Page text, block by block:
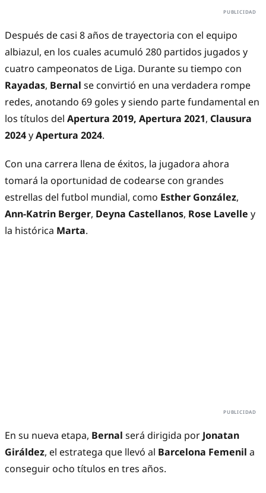
Después de casi 8 años de trayectoria con el equipo
albiazul, en los cuales acumuló 280 partidos jugados y
cuatro campeonatos de Liga. Durante su tiempo con
Rayadas, Bernal se convirtió en una verdadera rompe
redes, anotando 69 goles y siendo parte fundamental en
los títulos del Apertura 2019, Apertura 2021, Clausura
2024yApertura 2024.
Con una carrera llena de éxitos, la jugadora ahora
tomará la oportunidad de codearse con grandes
estrellas del futbol mundial, como Esther González,
Ann-Katrin Berger, Deyna Castellanos, Rose Lavelle y
la histórica Marta.
En su nueva etapa, Bernal será dirigida por Jonatan
Giráldez, el estratega que llevó al Barcelona Femenil a
conseguir ocho títulos en tres años.